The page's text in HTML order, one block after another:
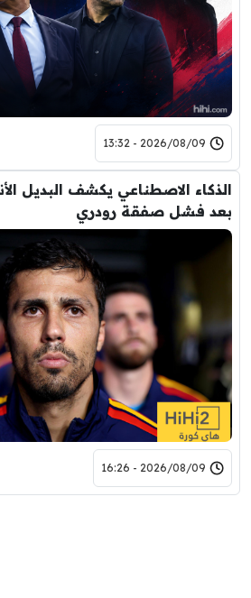
2026/08/09 - 13:32
الذكاء الاصطناعي يكشف البديل
بعد فشل صفقة رودري
2026/08/09 - 16:26